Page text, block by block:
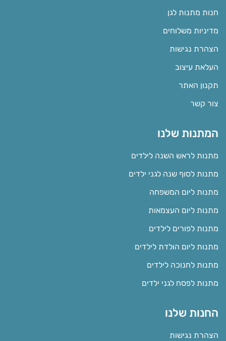
חנות מתנות לגן
מדיניות משלוחים
הצהרת נגישות
העלאת עיצוב
תקנון האתר
צור קשר
המתנות שלנו
מתנות לראש השנה לילדים
מתנות לסוף שנה לגני ילדים
מתנות ליום המשפחה
מתנות ליום העצמאות
מתנות לפורים לילדים
מתנות ליום הולדת לילדים
מתנות לחנוכה לילדים
מתנות לפסח לגני ילדים
החנות שלנו
הצהרת נגישות